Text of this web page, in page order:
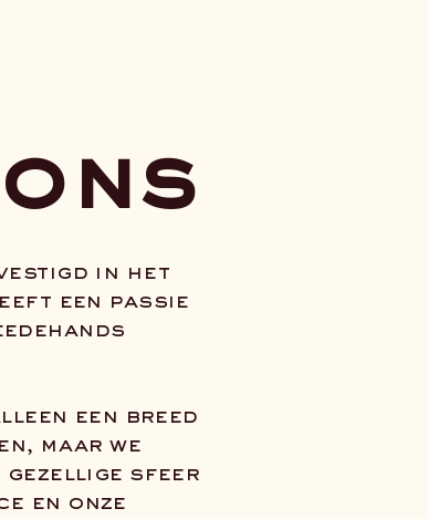
in het
een passie
een breed
maar we
gezellige sfeer
en onze